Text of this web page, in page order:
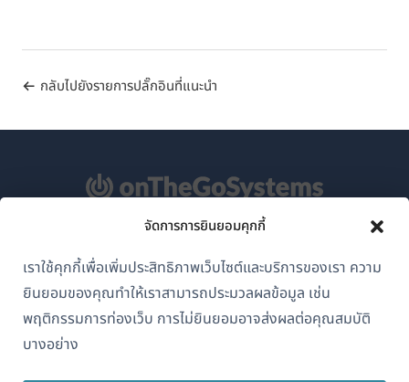
จัดการการยินยอมคุกกี้
เราใช้คุกกี้เพื่อเพิ่มประสิทธิภาพเว็บไซต์และบริการของเรา ความ
ยินยอมของคุณทำให้เราสามารถประมวลผลข้อมูล เช่น
พฤติกรรมการท่องเว็บ การไม่ยินยอมอาจส่งผลต่อคุณสมบัติ
บางอย่าง
กลับไปยังรายการปลั๊กอินที่แนะนำ
GDPR และนโยบายความเป็นส่วนตัว
เข้าร่วมทีมของเรา(เปิด